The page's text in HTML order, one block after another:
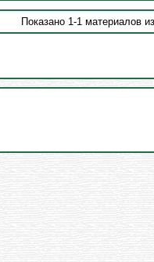
Показано 1-1 материалов